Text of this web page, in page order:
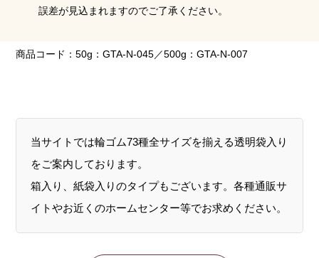
誤差が見込まれますのでご了承ください。
商品コード：50g：GTA-N-045／500g：GTA-N-007
当サイトでは輪ゴム73種全サイズを揃える透明袋入り
をご案内しております。
箱入り、紙袋入りのタイプもございます。各種通販サ
イトやお近くのホームセンター等でお求めください。